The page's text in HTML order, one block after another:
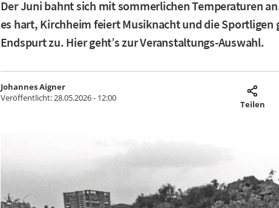
Der Juni bahnt sich mit sommerlichen Temperaturen
es hart, Kirchheim feiert Musiknacht und die Sportligen
Endspurt zu. Hier geht’s zur Veranstaltungs-Auswahl.
Johannes Aigner
Veröffentlicht:28.05.2026 - 12:00
Teilen